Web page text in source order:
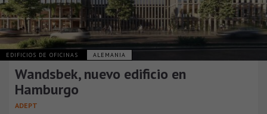
EDIFICIOS DE OFICINAS ALEMANIA
Wandsbek, nuevo edificio en
Hamburgo
ADEPT